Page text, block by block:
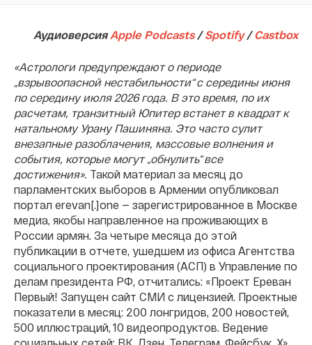
Аудиоверсия Apple Podcasts/Spotify/Сastbox
«Астрологи предупреждают о периоде
„взрывоопасной нестабильности“ с середины июня
по середину июля 2026 года. В это время, по их
расчетам, транзитный Юпитер встанет в квадрат к
натальному Урану Пашиняна. Это часто сулит
внезапные разоблачения, массовые волнения и
события, которые могут „обнулить“ все
достижения». Такой материал за месяц до
парламентских выборов в Армении опубликовал
портал erevan[.]one — зарегистрированное в Москве
медиа, якобы направленное на проживающих в
России армян. За четыре месяца до этой
публикации в отчете, ушедшем из офиса Агентства
социального проектирования (АСП) в Управление по
делам президента РФ, отчитались: «Проект Ереван
Первый! Запущен сайт СМИ с лицензией. Проектные
показатели в месяц: 200 лонгридов, 200 новостей,
500 иллюстраций, 10 видеопродуктов. Ведение